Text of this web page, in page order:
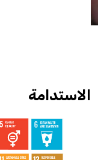
الاستدامة